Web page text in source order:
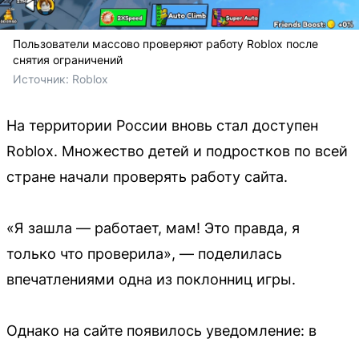
Пользователи массово проверяют работу Roblox после
снятия ограничений
Источник: Roblox
На территории России вновь стал доступен
Roblox. Множество детей и подростков по всей
стране начали проверять работу сайта.
«Я зашла — работает, мам! Это правда, я
только что проверила», — поделилась
впечатлениями одна из поклонниц игры.
Однако на сайте появилось уведомление: в